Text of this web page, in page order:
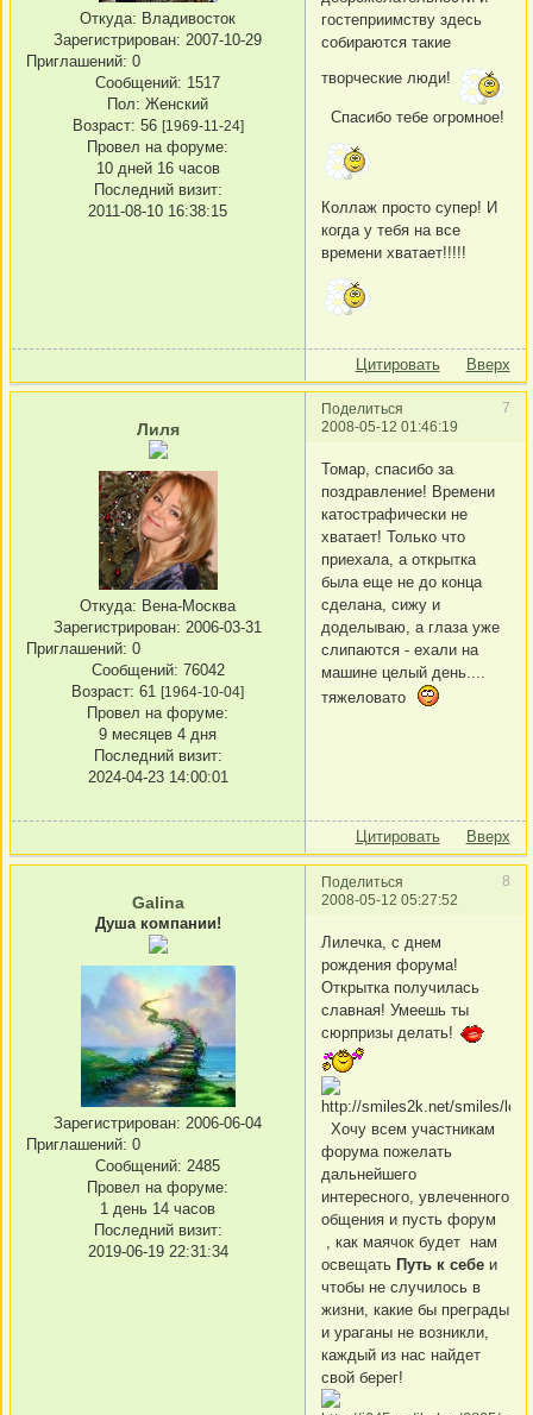
Откуда: Владивосток
Зарегистрирован: 2007-10-29
Приглашений: 0
Сообщений: 1517
Пол: Женский
Возраст: 56 [1969-11-24]
Провел на форуме:
10 дней 16 часов
Последний визит:
2011-08-10 16:38:15
гостеприимству здесь
собираются такие
творческие люди!
Спасибо тебе огромное!
Коллаж просто супер! И
когда у тебя на все
времени хватает!!!!!
Цитировать Вверх
Поделиться
7
2008-05-12 01:46:19
Лиля
Откуда: Вена-Москва
Зарегистрирован: 2006-03-31
Приглашений: 0
Сообщений: 76042
Возраст: 61 [1964-10-04]
Провел на форуме:
9 месяцев 4 дня
Последний визит:
2024-04-23 14:00:01
Томар, спасибо за
поздравление! Времени
катострафически не
хватает! Только что
приехала, а открытка
была еще не до конца
сделана, сижу и
доделываю, а глаза уже
слипаются - ехали на
машине целый день....
тяжеловато
Цитировать Вверх
Поделиться
8
2008-05-12 05:27:52
Galina
Душа компании!
Зарегистрирован: 2006-06-04
Приглашений: 0
Сообщений: 2485
Провел на форуме:
1 день 14 часов
Последний визит:
2019-06-19 22:31:34
Лилечка, с днем
рождения форума!
Открытка получилась
славная! Умеешь ты
сюрпризы делать!
Хочу всем участникам
форума пожелать
дальнейшего
интересного, увлеченного
общения и пусть форум
, как маячок будет нам
освещать Путь к себе и
чтобы не случилось в
жизни, какие бы преграды
и ураганы не возникли,
каждый из нас найдет
свой берег!